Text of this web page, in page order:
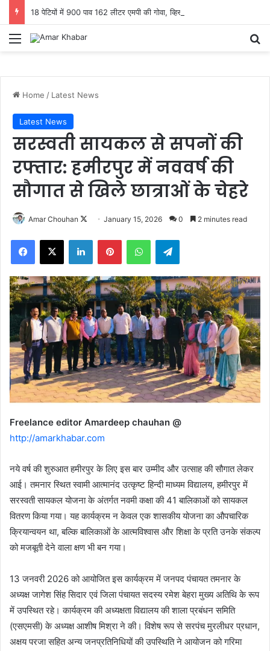
Menu
Home / Latest News
Latest News
सरस्वती सायकल से सपनों की
रफ्तार: हमीरपुर में नववर्ष की
सौगात से खिले छात्राओं के चेहरे
Amar Chouhan
FollowJanuary 15, 2026 0 2 minutes read
Facebook
X LinkedInPinterestWhatsAppTelegram
Freelance editor Amardeep chauhan @
http://amarkhabar.com
नये वर्ष की शुरुआत हमीरपुर के लिए इस बार उम्मीद और उत्साह की सौगात लेकर
आई। तमनार स्थित स्वामी आत्मानंद उत्कृष्ट हिन्दी माध्यम विद्यालय, हमीरपुर में
सरस्वती सायकल योजना के अंतर्गत नवमी कक्षा की 41 बालिकाओं को सायकल
वितरण किया गया। यह कार्यक्रम न केवल एक शासकीय योजना का औपचारिक
क्रियान्वयन था, बल्कि बालिकाओं के आत्मविश्वास और शिक्षा के प्रति उनके संकल्प
को मजबूती देने वाला क्षण भी बन गया।
13 जनवरी 2026 को आयोजित इस कार्यक्रम में जनपद पंचायत तमनार के
अध्यक्ष जागेश सिंह सिदार एवं जिला पंचायत सदस्य रमेश बेहरा मुख्य अतिथि के रूप
में उपस्थित रहे। कार्यक्रम की अध्यक्षता विद्यालय की शाला प्रबंधन समिति
(एसएमसी) के अध्यक्ष आशीष मिश्रा ने की। विशेष रूप से सरपंच मुरलीधर प्रधान,
अक्षय परजा सहित अन्य जनप्रतिनिधियों की उपस्थिति ने आयोजन को गरिमा